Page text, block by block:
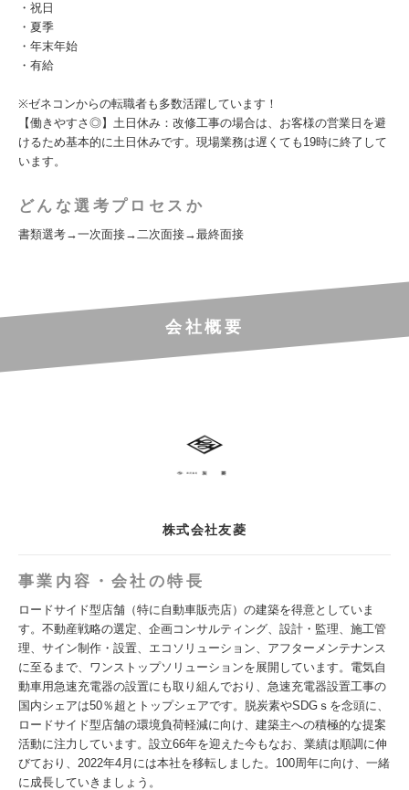
・祝日
・夏季
・年末年始
・有給
※ゼネコンからの転職者も多数活躍しています！
【働きやすさ◎】土日休み：改修工事の場合は、お客様の営業日を避
けるため基本的に土日休みです。現場業務は遅くても19時に終了して
います。
どんな選考プロセスか
書類選考→一次面接→二次面接→最終面接
会社概要
株式会社友菱
事業内容・会社の特長
ロードサイド型店舗（特に自動車販売店）の建築を得意としていま
す。不動産戦略の選定、企画コンサルティング、設計・監理、施工管
理、サイン制作・設置、エコソリューション、アフターメンテナンス
に至るまで、ワンストップソリューションを展開しています。電気自
動車用急速充電器の設置にも取り組んでおり、急速充電器設置工事の
国内シェアは50％超とトップシェアです。脱炭素やSDGｓを念頭に、
ロードサイド型店舗の環境負荷軽減に向け、建築主への積極的な提案
活動に注力しています。設立66年を迎えた今もなお、業績は順調に伸
びており、2022年4月には本社を移転しました。100周年に向け、一緒
に成長していきましょう。